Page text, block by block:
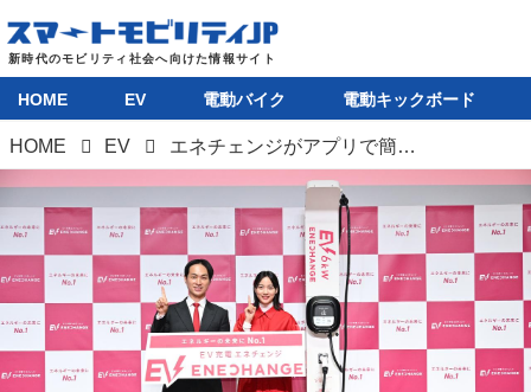
HOME EV 電動バイク 電動キックボード
HOME EV エネチェンジがアプリで簡単にEV充電料金とガソリン代を比較できる新サービス開始